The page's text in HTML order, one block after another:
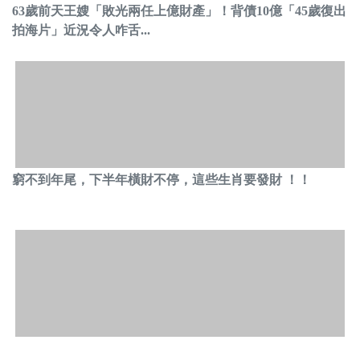
63歲前天王嫂「敗光兩任上億財產」！背債10億「45歲復出
拍海片」近況令人咋舌...
窮不到年尾，下半年橫財不停，這些生肖要發財 ！！